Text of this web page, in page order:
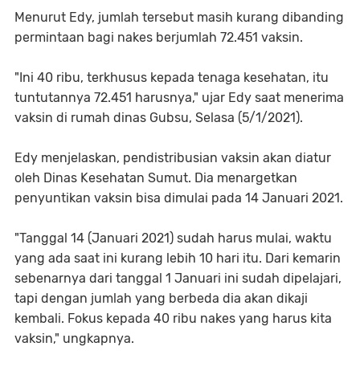
Menurut Edy, jumlah tersebut masih kurang dibanding
permintaan bagi nakes berjumlah 72.451 vaksin.
"Ini 40 ribu, terkhusus kepada tenaga kesehatan, itu
tuntutannya 72.451 harusnya," ujar Edy saat menerima
vaksin di rumah dinas Gubsu, Selasa (5/1/2021).
Edy menjelaskan, pendistribusian vaksin akan diatur
oleh Dinas Kesehatan Sumut. Dia menargetkan
penyuntikan vaksin bisa dimulai pada 14 Januari 2021.
"Tanggal 14 (Januari 2021) sudah harus mulai, waktu
yang ada saat ini kurang lebih 10 hari itu. Dari kemarin
sebenarnya dari tanggal 1 Januari ini sudah dipelajari,
tapi dengan jumlah yang berbeda dia akan dikaji
kembali. Fokus kepada 40 ribu nakes yang harus kita
vaksin," ungkapnya.